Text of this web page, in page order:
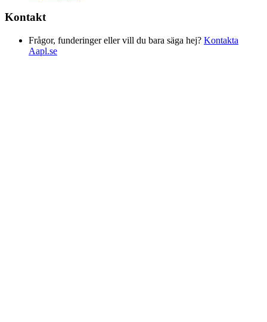
Kontakt
Frågor, funderinger eller vill du bara säga hej? Kontakta
Aapl.se